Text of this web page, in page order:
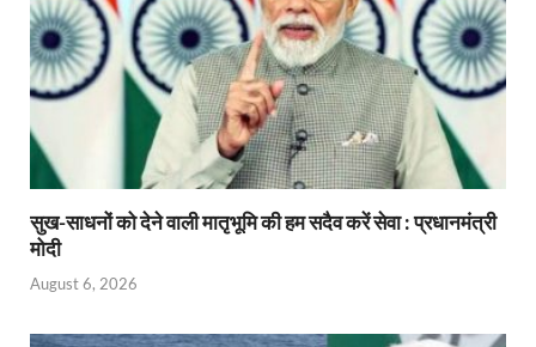
सुख-साधनों को देने वाली मातृभूमि की हम सदैव करें सेवा : प्रधानमंत्री
मोदी
August 6, 2026